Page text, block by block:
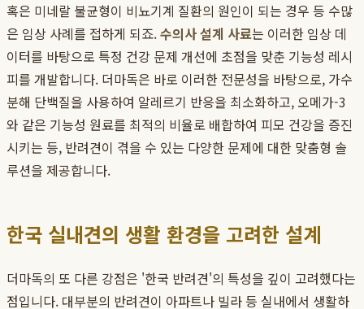
혹은 미네랄 불균형이 비뇨기계 질환의 원인이 되는 경우 등 수많
은 임상 사례를 접하게 되죠.수의사 설계 사료는 이러한 임상 데
이터를 바탕으로 특정 건강 문제 개선에 초점을 맞춘 기능성 레시
피를 개발합니다. 더마독은 바로 이러한 전문성을 바탕으로, 가수
분해 단백질을 사용하여 알레르기 반응을 최소화하고, 오메가-3
와 같은 기능성 원료를 최적의 비율로 배합하여 피모 건강을 증진
시키는 등, 반려견이 겪을 수 있는 다양한 문제에 대한 맞춤형 솔
루션을 제공합니다.
한국 실내견의 생활 환경을 고려한 설계
더마독의 또 다른 강점은 '한국 반려견'의 특성을 깊이 고려했다는
점입니다. 대부분의 반려견이 아파트나 빌라 등 실내에서 생활하